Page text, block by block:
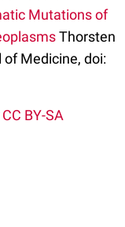
Mutations of
Thorsten
of Medicine, doi:
CC BY-SA